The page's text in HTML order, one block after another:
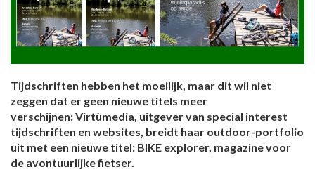
Tijdschriften hebben het moeilijk, maar dit wil niet
zeggen dat er geen nieuwe titels meer
verschijnen: Virtùmedia, uitgever van special interest
tijdschriften en websites, breidt haar outdoor-portfolio
uit met een nieuwe titel: BIKE explorer, magazine voor
de avontuurlijke fietser.